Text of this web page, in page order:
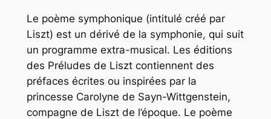
Le poème symphonique (intitulé créé par
Liszt) est un dérivé de la symphonie, qui suit
un programme extra-musical. Les éditions
des Préludes de Liszt contiennent des
préfaces écrites ou inspirées par la
princesse Carolyne de Sayn-Wittgenstein,
compagne de Liszt de l’époque. Le poème